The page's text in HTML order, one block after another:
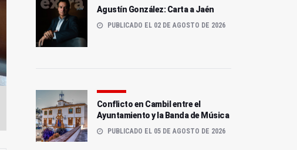
Agustín González: Carta a Jaén
PUBLICADO EL 02 DE AGOSTO DE 2026
Conflicto en Cambil entre el
Ayuntamiento y la Banda de Música
PUBLICADO EL 05 DE AGOSTO DE 2026